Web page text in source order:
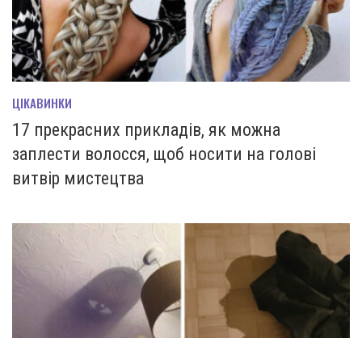
ЦІКАВИНКИ
17 прекрасних прикладів, як можна
заплести волосся, щоб носити на голові
витвір мистецтва